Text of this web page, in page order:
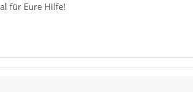
für Eure Hilfe!